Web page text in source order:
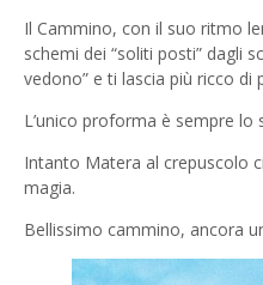
Il Cammino, con il suo ritmo
schemi dei “soliti posti” dagli
vedono” e ti lascia più ricco di
L’unico proforma è sempre lo
Intanto Matera al crepuscolo
magia.
Bellissimo cammino, ancora